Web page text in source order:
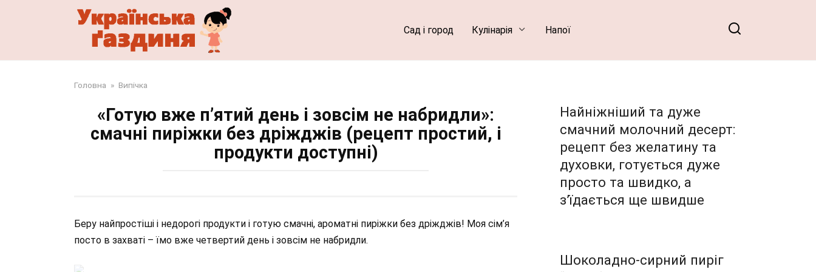
Сад і город Кулінарія Напої
Головна » Випічка
«Готую вже п’ятий день і зовсім не набридли»:
смачні пиріжки без дріжджів (рецепт простий, і
продукти доступні)
Беру найпростіші і недорогі продукти і готую смачні, ароматні пиріжки без дріжджів! Моя сім’я
посто в захваті – їмо вже четвертий день і зовсім не набридли.
Найніжніший та дуже
смачний молочний десерт:
рецепт без желатину та
духовки, готується дуже
просто та швидко, а
з’їдається ще швидше
Шоколадно-сирний пиріг